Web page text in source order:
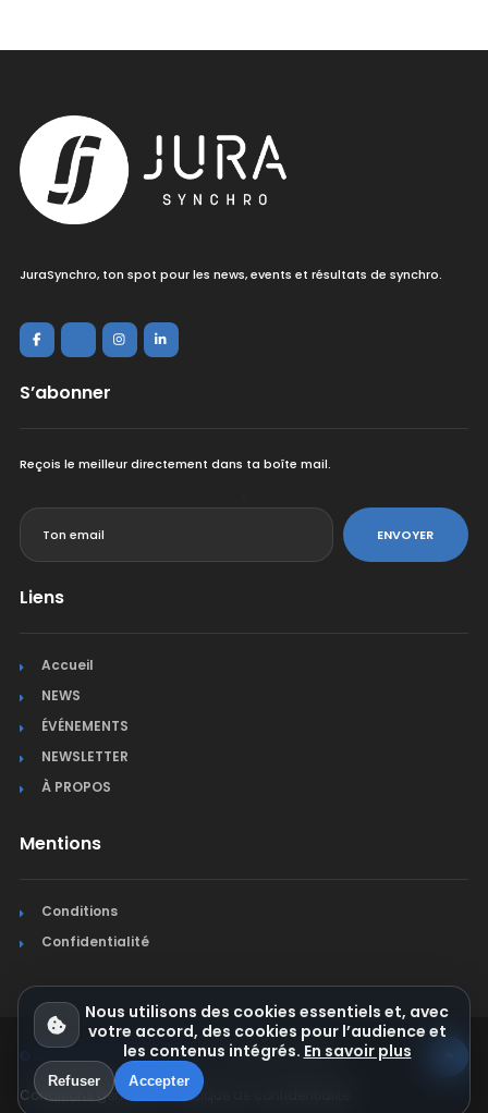
JuraSynchro, ton spot pour les news, events et résultats de synchro.
S’abonner
Reçois le meilleur directement dans ta boîte mail.
ENVOYER
Liens
Accueil
NEWS
ÉVÉNEMENTS
NEWSLETTER
À PROPOS
Mentions
Conditions
Confidentialité
© Jura Synchro 2015-2026. Tous droits réservés.
Conditions générales Politique de confidentialité
Nous utilisons des cookies essentiels et, avec
votre accord, des cookies pour l’audience et
les contenus intégrés. En savoir plus
Refuser Accepter